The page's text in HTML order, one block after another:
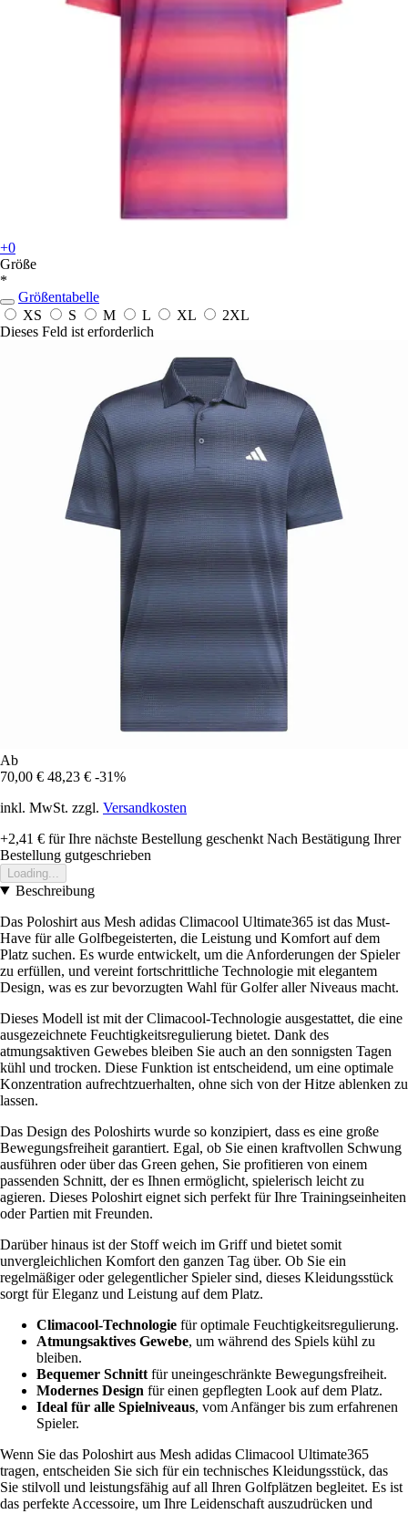
+0
Größe
*
Größentabelle
XS
S M L XL
2XL
Dieses Feld ist erforderlich
Ab
70,00 € 48,23 € -31%
inkl. MwSt. zzgl. Versandkosten
+2,41 € für Ihre nächste Bestellung geschenkt Nach Bestätigung Ihrer
Bestellung gutgeschrieben
Loading...
Beschreibung
Das Poloshirt aus Mesh adidas Climacool Ultimate365 ist das Must-
Have für alle Golfbegeisterten, die Leistung und Komfort auf dem
Platz suchen. Es wurde entwickelt, um die Anforderungen der Spieler
zu erfüllen, und vereint fortschrittliche Technologie mit elegantem
Design, was es zur bevorzugten Wahl für Golfer aller Niveaus macht.
Dieses Modell ist mit der Climacool-Technologie ausgestattet, die eine
ausgezeichnete Feuchtigkeitsregulierung bietet. Dank des
atmungsaktiven Gewebes bleiben Sie auch an den sonnigsten Tagen
kühl und trocken. Diese Funktion ist entscheidend, um eine optimale
Konzentration aufrechtzuerhalten, ohne sich von der Hitze ablenken zu
lassen.
Das Design des Poloshirts wurde so konzipiert, dass es eine große
Bewegungsfreiheit garantiert. Egal, ob Sie einen kraftvollen Schwung
ausführen oder über das Green gehen, Sie profitieren von einem
passenden Schnitt, der es Ihnen ermöglicht, spielerisch leicht zu
agieren. Dieses Poloshirt eignet sich perfekt für Ihre Trainingseinheiten
oder Partien mit Freunden.
Darüber hinaus ist der Stoff weich im Griff und bietet somit
unvergleichlichen Komfort den ganzen Tag über. Ob Sie ein
regelmäßiger oder gelegentlicher Spieler sind, dieses Kleidungsstück
sorgt für Eleganz und Leistung auf dem Platz.
Climacool-Technologie für optimale Feuchtigkeitsregulierung.
Atmungsaktives Gewebe, um während des Spiels kühl zu
bleiben.
Bequemer Schnitt für uneingeschränkte Bewegungsfreiheit.
Modernes Design für einen gepflegten Look auf dem Platz.
Ideal für alle Spielniveaus, vom Anfänger bis zum erfahrenen
Spieler.
Wenn Sie das Poloshirt aus Mesh adidas Climacool Ultimate365
tragen, entscheiden Sie sich für ein technisches Kleidungsstück, das
Sie stilvoll und leistungsfähig auf all Ihren Golfplätzen begleitet. Es ist
das perfekte Accessoire, um Ihre Leidenschaft auszudrücken und